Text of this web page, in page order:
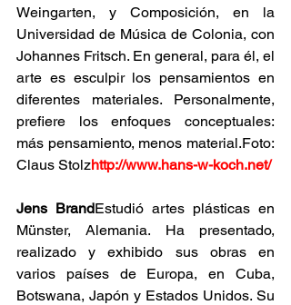
Weingarten, y Composición, en la
Universidad de Música de Colonia, con
Johannes Fritsch. En general, para él, el
arte es esculpir los pensamientos en
diferentes materiales. Personalmente,
prefiere los enfoques conceptuales:
más pensamiento, menos material.Foto:
Claus Stolzhttp://www.hans-w-koch.net/
Jens BrandEstudió artes plásticas en
Münster, Alemania. Ha presentado,
realizado y exhibido sus obras en
varios países de Europa, en Cuba,
Botswana, Japón y Estados Unidos. Su